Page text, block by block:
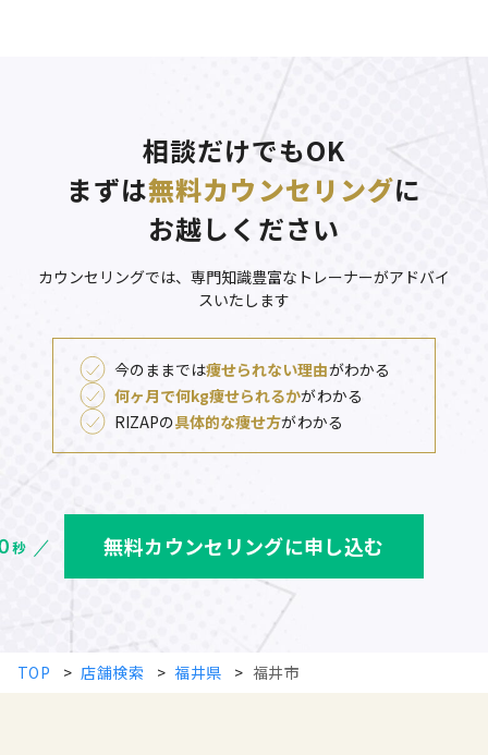
相談だけでもOK
まずは無料カウンセリングに
お越しください
カウンセリングでは、専門知識豊富なトレーナーがアドバイ
スいたします
今のままでは痩せられない理由がわかる
何ヶ月で何kg痩せられるかがわかる
RIZAPの具体的な痩せ方がわかる
無料カウンセリングに申し込む
TOP > 店舗検索 > 福井県 > 福井市